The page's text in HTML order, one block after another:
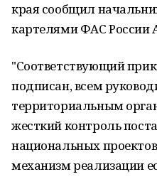
края сообщил
картелями ФАС России
"Соответствующий
подписан, всем
территориальным
жесткий контроль
национальных
механизм реализации